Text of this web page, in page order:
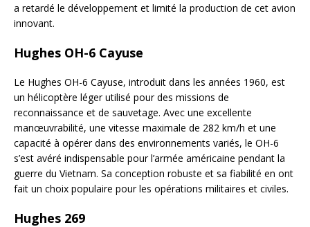
a retardé le développement et limité la production de cet avion
innovant.
Hughes OH-6 Cayuse
Le Hughes OH-6 Cayuse, introduit dans les années 1960, est
un hélicoptère léger utilisé pour des missions de
reconnaissance et de sauvetage. Avec une excellente
manœuvrabilité, une vitesse maximale de 282 km/h et une
capacité à opérer dans des environnements variés, le OH-6
s’est avéré indispensable pour l’armée américaine pendant la
guerre du Vietnam. Sa conception robuste et sa fiabilité en ont
fait un choix populaire pour les opérations militaires et civiles.
Hughes 269